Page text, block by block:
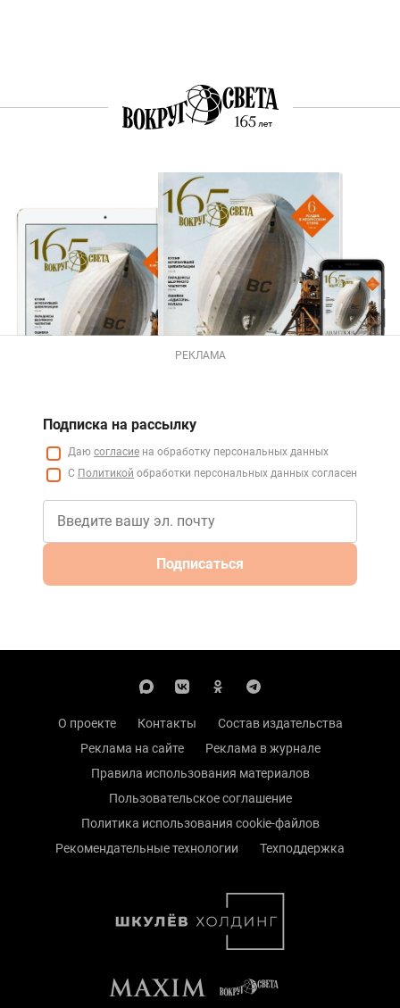
РЕКЛАМА
Подписка на рассылку
Даю согласие на обработку персональных данных
С Политикой обработки персональных данных согласен
Подписаться
О проекте Контакты
Состав издательства
Реклама на сайте
Реклама в журнале
Правила использования материалов
Пользовательское соглашение
Политика использования cookie-файлов
Рекомендательные технологии
Техподдержка